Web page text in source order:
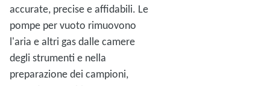
accurate, precise e affidabili. Le
pompe per vuoto rimuovono
l'aria e altri gas dalle camere
degli strumenti e nella
preparazione dei campioni,